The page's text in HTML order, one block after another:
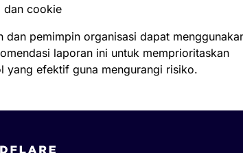
dan cookie
dan pemimpin organisasi dapat
laporan ini untuk memprioritaskan
yang efektif guna mengurangi risiko.